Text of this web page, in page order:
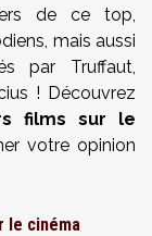
de ce top,
mais aussi
par Truffaut,
! Découvrez
films sur le
votre opinion
le cinéma